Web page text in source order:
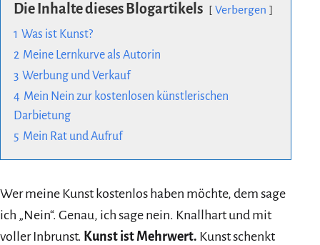
Die Inhalte dieses Blogartikels
Verbergen
1 Was ist Kunst?
2 Meine Lernkurve als Autorin
3 Werbung und Verkauf
4 Mein Nein zur kostenlosen künstlerischen
Darbietung
5 Mein Rat und Aufruf
Wer meine Kunst kostenlos haben möchte, dem sage
ich „Nein“. Genau, ich sage nein. Knallhart und mit
voller Inbrunst. Kunst ist Mehrwert. Kunst schenkt